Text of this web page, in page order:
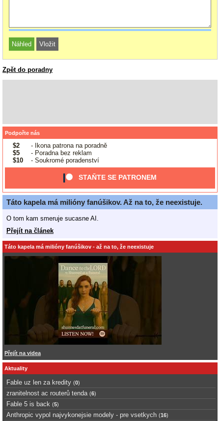
Zpět do poradny
Podpořte nás
$2
- Ikona patrona na poradně
$5
- Poradna bez reklam
$10
- Soukromé poradenství
STAŇTE SE PATRONEM
Táto kapela má milióny fanúšikov. Až na to, že neexistuje.
O tom kam smeruje sucasne AI.
Přejít na článek
Táto kapela má milióny fanúšikov - až na to, že neexistuje
Přejít na videa
Aktuality
Fable uz len za kredity (0)
zranitelnost ac routerů tenda (6)
Fable 5 is back (5)
Anthropic vypol najvykonejsie modely - pre vsetkych (16)